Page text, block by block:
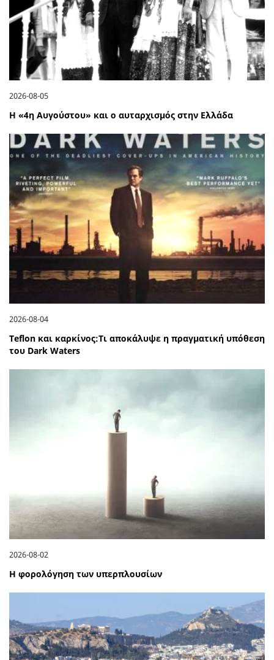
2026-08-05
Η «4η Αυγούστου» και ο αυταρχισμός στην Ελλάδα
2026-08-04
Teflon και καρκίνος:Τι αποκάλυψε η πραγματική υπόθεση
του Dark Waters
2026-08-02
Η φορολόγηση των υπερπλουσίων